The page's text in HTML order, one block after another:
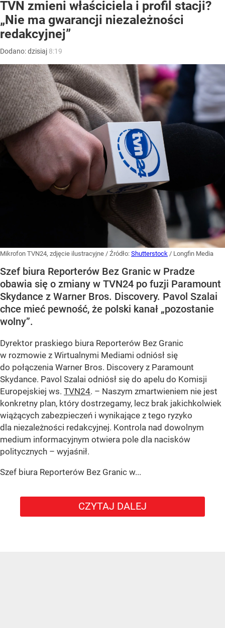
TVN zmieni właściciela i profil stacji?
„Nie ma gwarancji niezależności
redakcyjnej”
Dodano:dzisiaj 8:19
Mikrofon TVN24, zdjęcie ilustracyjne / Źródło: Shutterstock / Longfin Media
Szef biura Reporterów Bez Granic w Pradze
obawia się o zmiany w TVN24 po fuzji Paramount
Skydance z Warner Bros. Discovery. Pavol Szalai
chce mieć pewność, że polski kanał „pozostanie
wolny”.
Dyrektor praskiego biura Reporterów Bez Granic
w rozmowie z Wirtualnymi Mediami odniósł się
do połączenia Warner Bros. Discovery z Paramount
Skydance. Pavol Szalai odniósł się do apelu do Komisji
Europejskiej ws. TVN24. – Naszym zmartwieniem nie jest
konkretny plan, który dostrzegamy, lecz brak jakichkolwiek
wiążących zabezpieczeń i wynikające z tego ryzyko
dla niezależności redakcyjnej. Kontrola nad dowolnym
medium informacyjnym otwiera pole dla nacisków
politycznych – wyjaśnił.
Szef biura Reporterów Bez Granic w...
CZYTAJ DALEJ